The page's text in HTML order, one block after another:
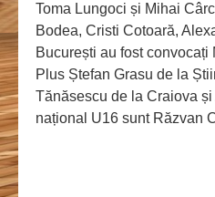
Toma Lungoci și Mihai
Bodea, Cristi Cotoară,
București au fost
Plus Ștefan Grasu de la
Tănăsescu de la Craiova
național U16 sunt Răzvan